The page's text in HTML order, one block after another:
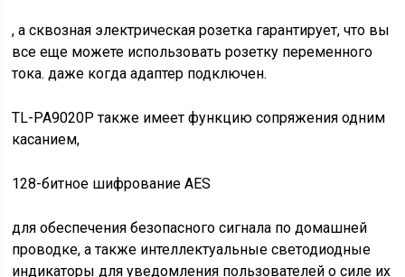
, а сквозная электрическая розетка гарантирует, что вы
все еще можете использовать розетку переменного
тока. даже когда адаптер подключен.
TL-PA9020P также имеет функцию сопряжения одним
касанием,
128-битное шифрование AES
для обеспечения безопасного сигнала по домашней
проводке, а также интеллектуальные светодиодные
индикаторы для уведомления пользователей о силе их